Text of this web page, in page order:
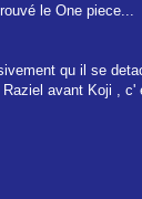
le One piece...
qu il se
avant Koji ,